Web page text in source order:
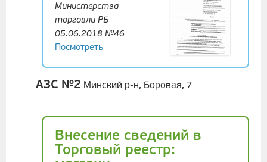
Министерства
торговли РБ
05.06.2018 №46
Посмотреть
АЗС №2 Минский р-н, Боровая, 7
Внесение сведений в
Торговый реестр: